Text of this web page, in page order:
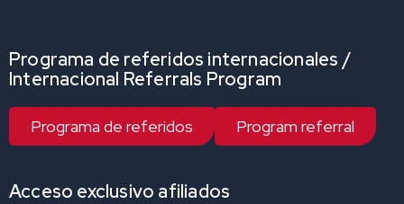
Programa de referidos internacionales /
Internacional Referrals Program
Programa de referidos Program referral
Acceso exclusivo afiliados